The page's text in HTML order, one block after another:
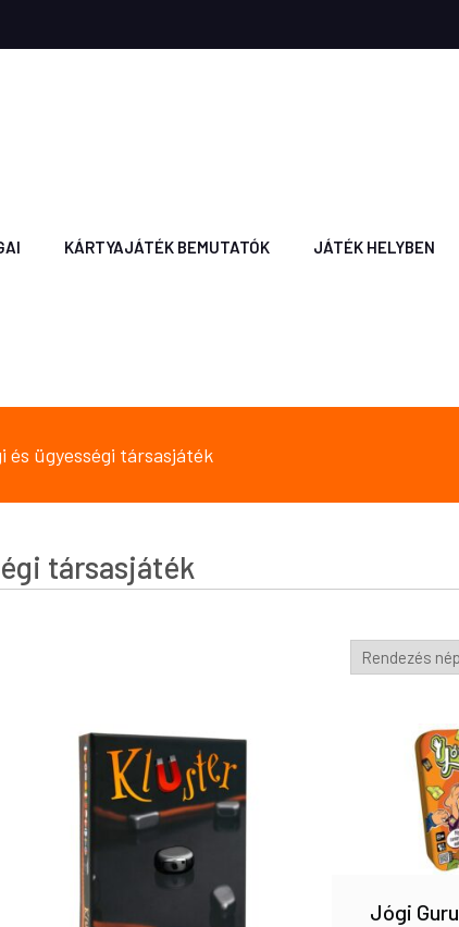
KÁRTYAJÁTÉK BEMUTATÓK JÁTÉK HELYBEN
és ügyességi társasjáték
társasjáték
Jógi Guru